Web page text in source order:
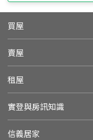
買屋
賣屋
租屋
實登與房訊知識
信義居家